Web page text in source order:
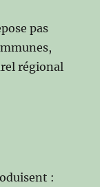
pas
régional
: